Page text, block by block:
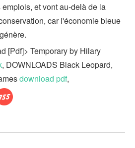
et vont au-delà de la
car l'économie bleue
[Pdf]> Temporary by Hilary
, DOWNLOADS Black Leopard,
download pdf,